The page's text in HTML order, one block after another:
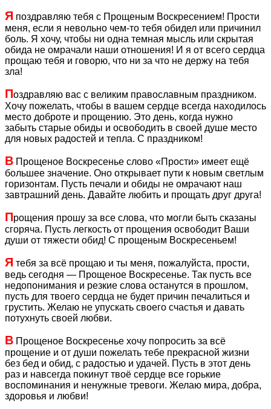
Я поздравляю тебя с Прощеным Воскресением! Прости
меня, если я невольно чем-то тебя обидел или причинил
боль. Я хочу, чтобы ни одна темная мысль или скрытая
обида не омрачали наши отношения! И я от всего сердца
прощаю тебя и говорю, что ни за что не держу на тебя
зла!
Поздравляю вас с великим православным праздником.
Хочу пожелать, чтобы в вашем сердце всегда находилось
место доброте и прощению. Это день, когда нужно
забыть старые обиды и освободить в своей душе место
для новых радостей и тепла. С праздником!
В Прощеное Воскресенье слово «Прости» имеет ещё
большее значение. Оно открывает пути к новым светлым
горизонтам. Пусть печали и обиды не омрачают наш
завтрашний день. Давайте любить и прощать друг друга!
Прощения прошу за все слова, что могли быть сказаны
сгоряча. Пусть легкость от прощения освободит Ваши
души от тяжести обид! С прощеным Воскресеньем!
Я тебя за всё прощаю и ты меня, пожалуйста, прости,
ведь сегодня — Прощеное Воскресенье. Так пусть все
недопонимания и резкие слова останутся в прошлом,
пусть для твоего сердца не будет причин печалиться и
грустить. Желаю не упускать своего счастья и давать
потухнуть своей любви.
В Прощеное Воскресенье хочу попросить за всё
прощение и от души пожелать тебе прекрасной жизни
без бед и обид, с радостью и удачей. Пусть в этот день
раз и навсегда покинут твоё сердце все горькие
воспоминания и ненужные тревоги. Желаю мира, добра,
здоровья и любви!